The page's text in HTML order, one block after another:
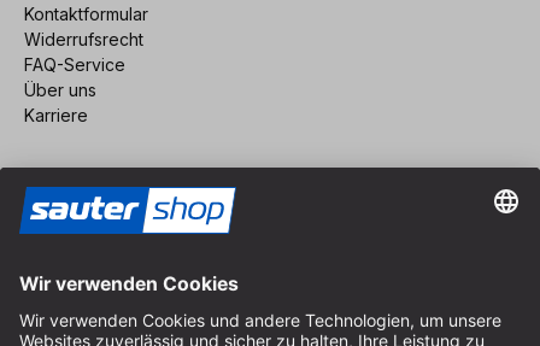
Kontaktformular
Widerrufsrecht
FAQ-Service
Über uns
Karriere
Impressum